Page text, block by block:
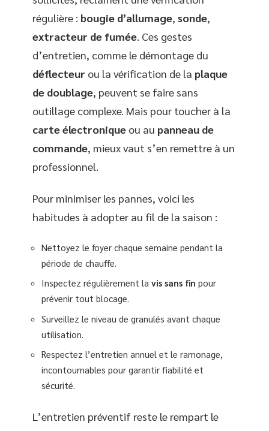
régulière : bougie d’allumage, sonde,
extracteur de fumée. Ces gestes
d’entretien, comme le démontage du
déflecteur ou la vérification de la plaque
de doublage, peuvent se faire sans
outillage complexe. Mais pour toucher à la
carte électronique ou au panneau de
commande, mieux vaut s’en remettre à un
professionnel.
Pour minimiser les pannes, voici les
habitudes à adopter au fil de la saison :
Nettoyez le foyer chaque semaine pendant la
période de chauffe.
Inspectez régulièrement la vis sans fin pour
prévenir tout blocage.
Surveillez le niveau de granulés avant chaque
utilisation.
Respectez l’entretien annuel et le ramonage,
incontournables pour garantir fiabilité et
sécurité.
L’entretien préventif reste le rempart le